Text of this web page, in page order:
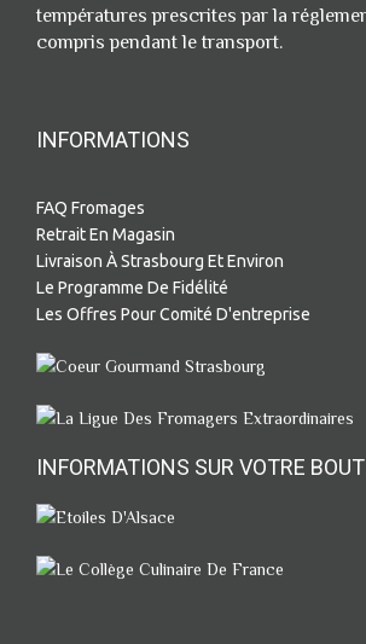
températures prescrites par la
compris pendant le transport.
INFORMATIONS
FAQ Fromages
Retrait En Magasin
Livraison À Strasbourg Et Environ
Le Programme De Fidélité
Les Offres Pour Comité D'entreprise
INFORMATIONS SUR VOTRE